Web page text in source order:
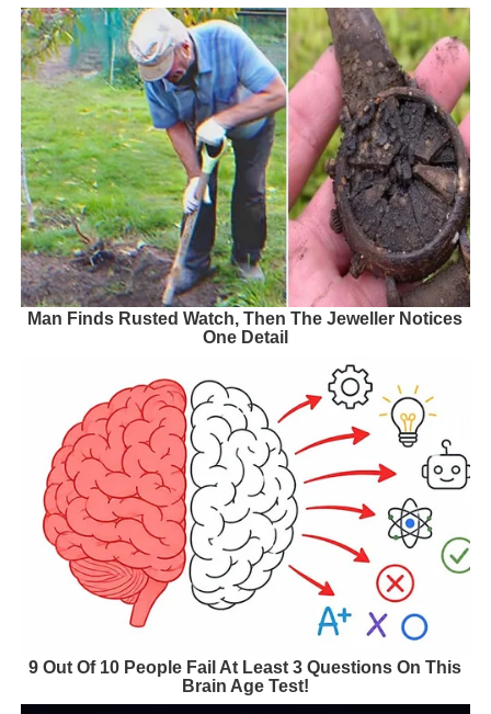
Man Finds Rusted Watch, Then The Jeweller Notices
One Detail
9 Out Of 10 People Fail At Least 3 Questions On This
Brain Age Test!